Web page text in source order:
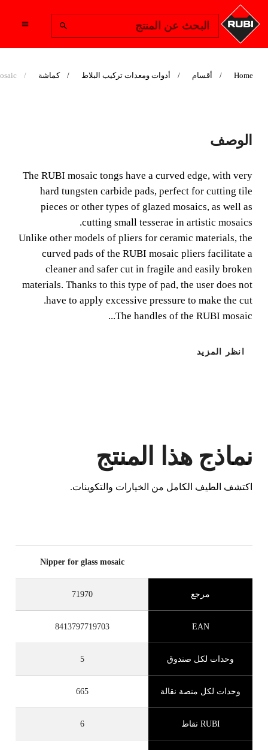
البحث عن المنتج
Home أقسام أدوات ومعدات تركيب البلاط كماشة
NIPPERS FOR
GLASS MOSAIC
The RUBI mosaic tongs have a curved edge, with very
hard tungsten carbide pads, perfect for cutting tile pieces
or other types of glazed mosaics, as well as cutting small
tesserae in artistic mosaics.
الوصف
The RUBI mosaic tongs have a curved edge, with very
hard tungsten carbide pads, perfect for cutting tile
pieces or other types of glazed mosaics, as well as
cutting small tesserae in artistic mosaics.
Unlike other models of pliers for ceramic materials, the
curved pads of the RUBI mosaic pliers facilitate a
cleaner and safer cut in fragile and easily broken
materials. Thanks to this type of pad, the user does not
have to apply excessive pressure to make the cut.
The handles of the RUBI mosaic...
انظر المزيد
نماذج هذا المنتج
اكتشف الطيف الكامل من الخيارات والتكوينات.
Nipper for glass mosaic
مرجع 71970
EAN
8413797719703
وحدات لكل صندوق 5
وحدات لكل منصة نقالة 665
RUBI نقاط 6